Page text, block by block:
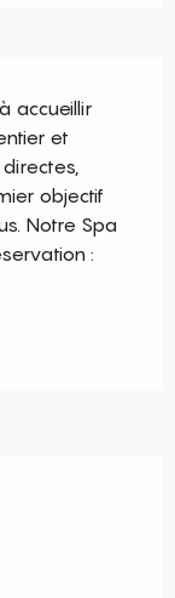
accueillir
et
objectif
Notre Spa
: